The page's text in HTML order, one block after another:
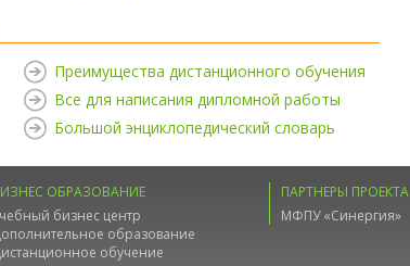
Преимущества дистанционного обучения
Все для написания дипломной работы
Большой энциклопедический словарь
ОБРАЗОВАНИЕ
бизнес центр
образование
обучение
ПАРТНЕРЫ ПРОЕКТА
МФПУ «Синергия»